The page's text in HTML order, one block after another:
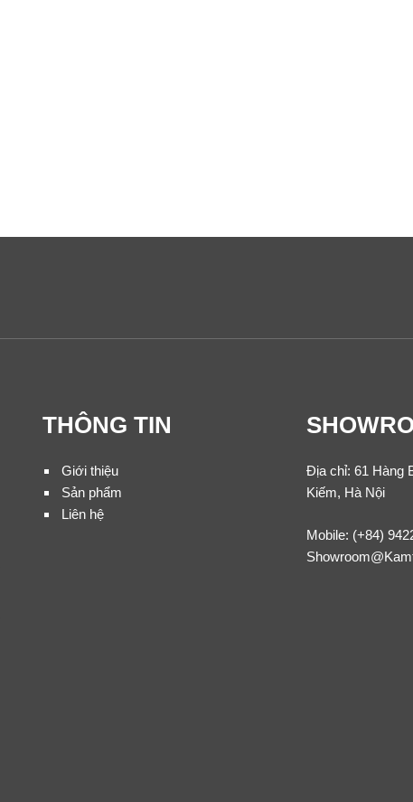
THÔNG TIN
Giới thiệu
Sản phẩm
Liên hệ
Địa chỉ: 61 Hàng
Kiếm, Hà Nội
Mobile: (+84)